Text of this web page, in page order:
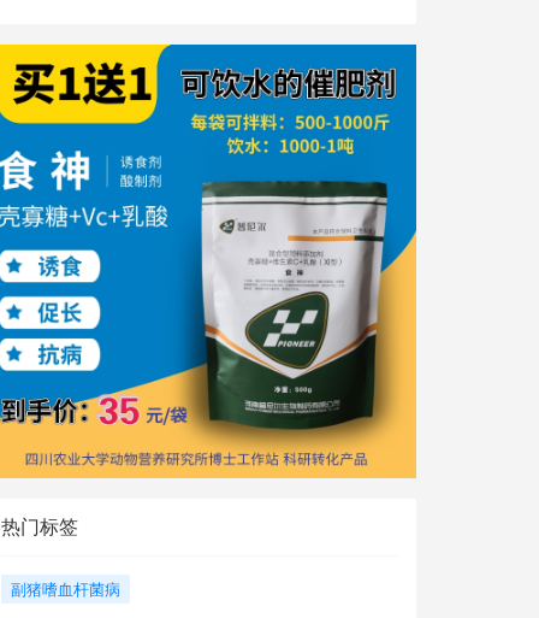
热门标签
副猪嗜血杆菌病